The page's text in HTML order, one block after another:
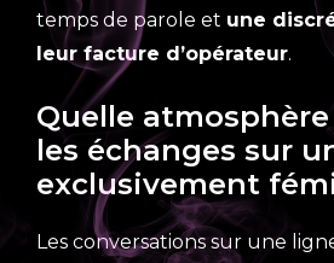
temps de parole et une
leur facture d’opérateur.
Quelle
les échanges sur
exclusivement
Les conversations sur une